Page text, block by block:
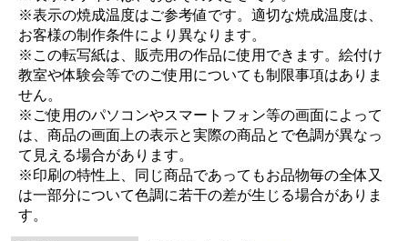
※表示の焼成温度はご参考値です。適切な焼成温度は、
お客様の制作条件により異なります。
※この転写紙は、販売用の作品に使用できます。絵付け
教室や体験会等でのご使用についても制限事項はありま
せん。
※ご使用のパソコンやスマートフォン等の画面によって
は、商品の画面上の表示と実際の商品とで色調が異なっ
て見える場合があります。
※印刷の特性上、同じ商品であってもお品物毎の全体又
は一部分について色調に若干の差が生じる場合がありま
す。